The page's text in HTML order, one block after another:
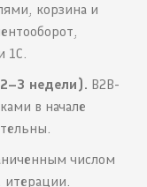
корзина и
1С.
недели). B2B-
в начале
числом
итерации.